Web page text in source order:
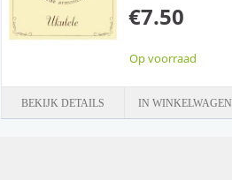
€7.50
Op voorraad
BEKIJK DETAILS IN WINKELWAGEN